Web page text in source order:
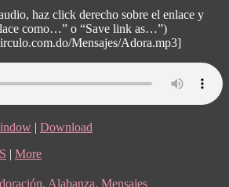
haz click derecho sobre el enlace y
como…” o “Save link as…”)
Mensajes/Adora.mp3]
| Download
| More
, Alabanza, Mensajes